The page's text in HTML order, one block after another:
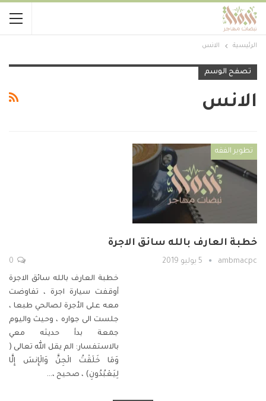
الرئيسية الانس
تصفح الوسم
الانس
تطوير الفقه
خطبة العارف بالله سائق الاجرة
ambmacpc 5 يوليو 2019
خطبة العارف بالله سائق الاجرة
أوقفت سيارة اجرة ، تفاوضت
معه على الأجرة لصالحي طبعا ،
جلست الى جواره ، وحيث واليوم
جمعة بدأ حديثه معي
بالاستفسار: الم يقل الله تعالى (
وَمَا خَلَقْتُ الْجِنَّ وَالْإِنسَ إِلَّا
لِيَعْبُدُونِ) ، صحيح ،…